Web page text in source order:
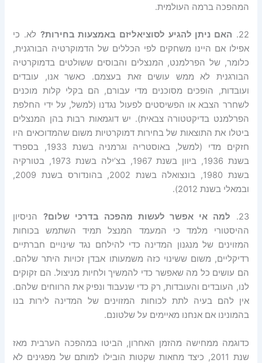
המהפכה ברמה העולמית.
22. האם ניתן להגיע לסוציאליזם באמצעות בחירות? לא. כי
אפילו אם היינו משחקים לפי הכללים של הדמוקרטיה הבורגנית,
כלומר, של הפרלמנט, המנצלים והבוסים ששולטים בדמוקרטיה
הבורגנית לא ממש עושים זאת בעצמם. כאשר אנו, עובדים
ועובדות, הופכים מסוכנים מדי עבורם, הם בקלי קלות מוכנים
לשחרר הצבא או הפשיסטים לפעול נגדנו (למשל, על ידי החלפת
הפרלמנט בדיקטטורה צבאית). יש דוגמאות רבות בהן המנצלים
ביטלו את התוצאות של בחירות דמוקרטיות משום שהמדוכאים היו
חזקים מדי (למשל, באוסטריה וגרמניה בשנת 1933, בספרד
בשנת 1936, ביוון בשנת 1967, בצ’ילה בשנת 1973, בטורקיה
בשנת 1980, בונצואלה בשנת 2002, בהונדורס בשנת 2009,
ובמאלי בשנת 2012).
23. למה אי אפשר לעשות מהפכה בדרכי שלום?הניסיון
ההיסטורי מלמד כי המעמד המנצל תמיד השתמש בכוחות
המזוינים של מנגנון המדינה כדי להילחם נגד שינויים חברתיים
רדיקליים, משום ששינוי כזה משמעותו אבדן זכויות היתר שלהם.
הם עושים כל מה שאפשר כדי להמשיך ולחיות מניצול. הם זקוקים
לנו, העובדים והעובדות, רק כדי שנעבוד ונפיק את הרווחים שלהם.
אין להם בעיה לתת לכוחות המזוינים של המדינה לירות בנו
בהמונינו אם אנחנו מאיימים על שלטונם.
כדוגמה ממחישה מהזמן האחרון, הביטו במהפכה הערבית מאז
שנת 2011, כיצד מחאות שקטות הובילו למותם של מפגינים לא